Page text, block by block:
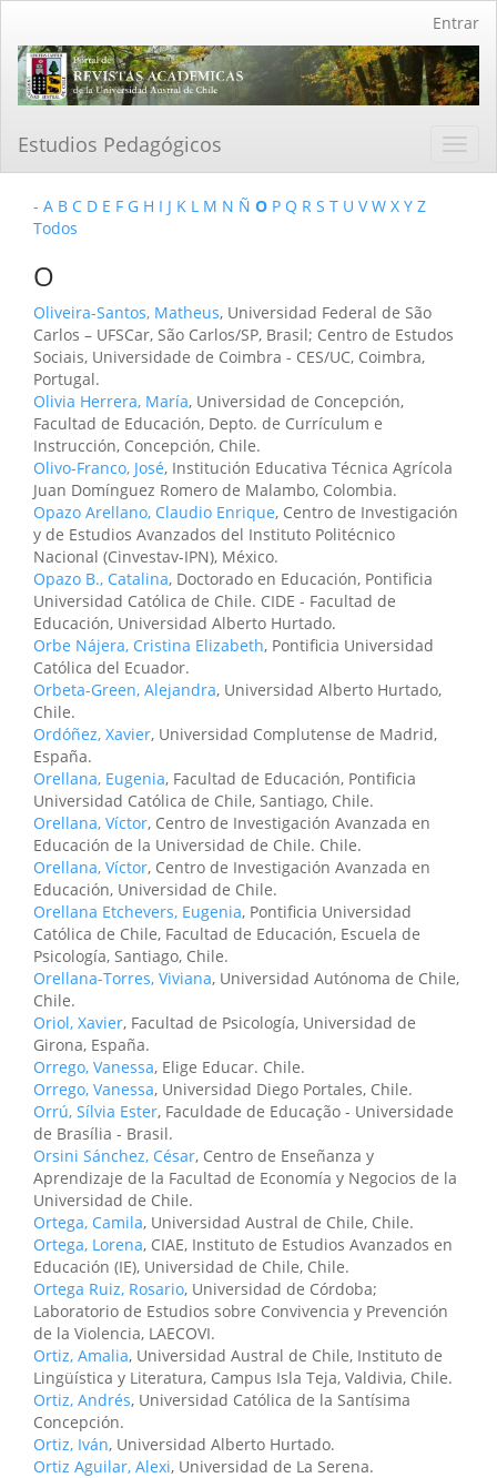
Contenido
principal
Barra
Entrar
Estudios Pedagógicos
- A B C D E F G H I J K L M N Ñ O P Q R S T U V W X Y Z
Todos
O
Oliveira-Santos, Matheus, Universidad Federal de São
Carlos – UFSCar, São Carlos/SP, Brasil; Centro de Estudos
Sociais, Universidade de Coimbra - CES/UC, Coimbra,
Portugal.
Olivia Herrera, María, Universidad de Concepción,
Facultad de Educación, Depto. de Currículum e
Instrucción, Concepción, Chile.
Olivo-Franco, José, Institución Educativa Técnica Agrícola
Juan Domínguez Romero de Malambo, Colombia.
Opazo Arellano, Claudio Enrique, Centro de Investigación
y de Estudios Avanzados del Instituto Politécnico
Nacional (Cinvestav-IPN), México.
Opazo B., Catalina, Doctorado en Educación, Pontificia
Universidad Católica de Chile. CIDE - Facultad de
Educación, Universidad Alberto Hurtado.
Orbe Nájera, Cristina Elizabeth, Pontificia Universidad
Católica del Ecuador.
Orbeta-Green, Alejandra, Universidad Alberto Hurtado,
Chile.
Ordóñez, Xavier, Universidad Complutense de Madrid,
España.
Orellana, Eugenia, Facultad de Educación, Pontificia
Universidad Católica de Chile, Santiago, Chile.
Orellana, Víctor, Centro de Investigación Avanzada en
Educación de la Universidad de Chile. Chile.
Orellana, Víctor, Centro de Investigación Avanzada en
Educación, Universidad de Chile.
Orellana Etchevers, Eugenia, Pontificia Universidad
Católica de Chile, Facultad de Educación, Escuela de
Psicología, Santiago, Chile.
Orellana-Torres, Viviana, Universidad Autónoma de Chile,
Chile.
Oriol, Xavier, Facultad de Psicología, Universidad de
Girona, España.
Orrego, Vanessa, Elige Educar. Chile.
Orrego, Vanessa, Universidad Diego Portales, Chile.
Orrú, Sílvia Ester, Faculdade de Educação - Universidade
de Brasília - Brasil.
Orsini Sánchez, César, Centro de Enseñanza y
Aprendizaje de la Facultad de Economía y Negocios de la
Universidad de Chile.
Ortega, Camila, Universidad Austral de Chile, Chile.
Ortega, Lorena, CIAE, Instituto de Estudios Avanzados en
Educación (IE), Universidad de Chile, Chile.
Ortega Ruiz, Rosario, Universidad de Córdoba;
Laboratorio de Estudios sobre Convivencia y Prevención
de la Violencia, LAECOVI.
Ortiz, Amalia, Universidad Austral de Chile, Instituto de
Lingüística y Literatura, Campus Isla Teja, Valdivia, Chile.
Ortiz, Andrés, Universidad Católica de la Santísima
Concepción.
Ortiz, Iván, Universidad Alberto Hurtado.
Ortiz Aguilar, Alexi, Universidad de La Serena.